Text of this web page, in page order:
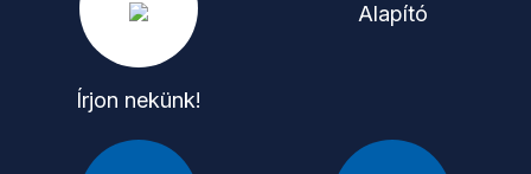
Írjon nekünk!
Alapító